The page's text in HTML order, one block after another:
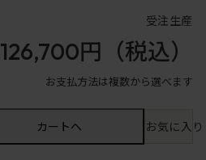
受注生産
126,700円 （税込）
お支払方法は複数から選べます
カートへ お気に入